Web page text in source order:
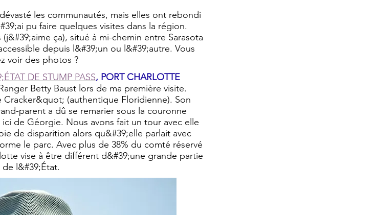
les communautés, mais elles ont rebondi
pu faire quelques visites dans la région.
ça), situé à mi-chemin entre Sarasota
depuis l&#39;un ou l&#39;autre. Vous
voir des photos ?
DE STUMP PASS, PORT CHARLOTTE
Betty Baust lors de ma première visite.
Cracker&quot; (authentique Floridienne). Son
parent a dû se remarier sous la couronne
de Géorgie. Nous avons fait un tour avec elle
de disparition alors qu&#39;elle parlait avec
le parc. Avec plus de 38% du comté réservé
vise à être différent d&#39;une grande partie
de l&#39;État.